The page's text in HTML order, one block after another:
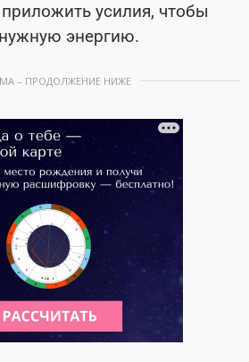
усилия, чтобы
энергию.
– ПРОДОЛЖЕНИЕ НИЖЕ